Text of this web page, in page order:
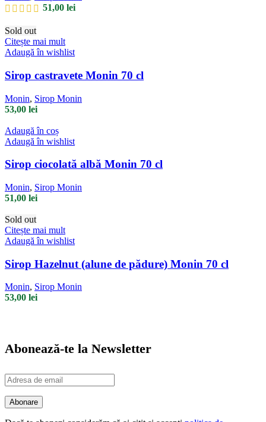
51,00 lei
Sold out
Citește mai mult
Adaugă în wishlist
Sirop castravete Monin 70 cl
Monin, Sirop Monin
53,00 lei
Adaugă în coș
Adaugă în wishlist
Sirop ciocolată albă Monin 70 cl
Monin, Sirop Monin
51,00 lei
Sold out
Citește mai mult
Adaugă în wishlist
Sirop Hazelnut (alune de pădure) Monin 70 cl
Monin, Sirop Monin
53,00 lei
Abonează-te la Newsletter